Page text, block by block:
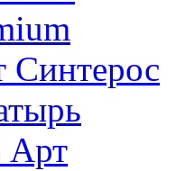
Синтерос
Арт